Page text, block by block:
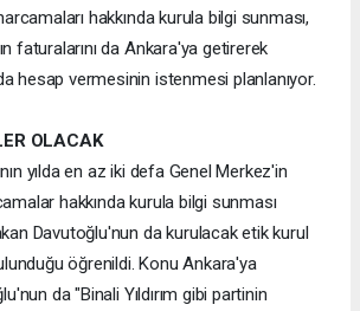
hakkında kurula bilgi sunması,
faturalarını da Ankara'ya getirerek
hesap vermesinin istenmesi planlanıyor.
OLACAK
yılda en az iki defa Genel Merkez'in
hakkında kurula bilgi sunması
Davutoğlu'nun da kurulacak etik kurul
öğrenildi. Konu Ankara'ya
da "Binali Yıldırım gibi partinin